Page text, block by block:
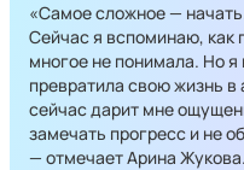
«Самое сложное —
Сейчас я вспоминаю, как
многое не понимала. Но
превратила свою жизнь в
сейчас дарит мне
замечать прогресс и не
— отмечает Арина Жукова.